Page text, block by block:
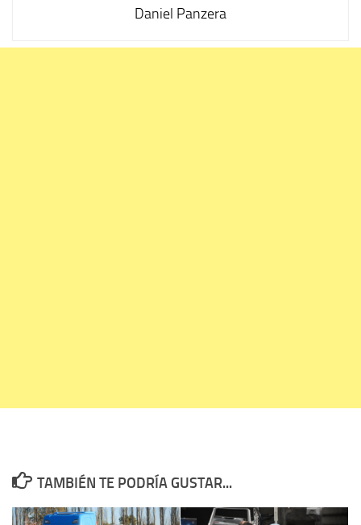
Daniel Panzera
TAMBIÉN TE PODRÍA GUSTAR...